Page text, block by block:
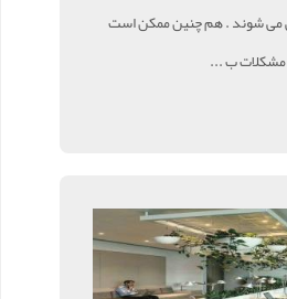
می شوند . هم چنین ممکن است
مشکلات ب ...